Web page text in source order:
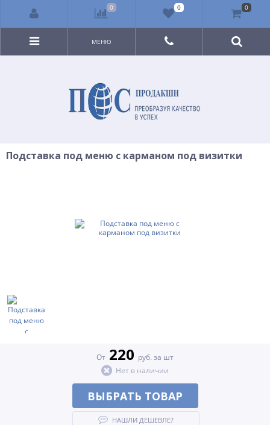
МЕНЮ
Подставка под меню с карманом под визитки
От 220 руб. за шт
Нет в наличии
ВЫБРАТЬ ТОВАР
НАШЛИ ДЕШЕВЛЕ?
0 0 0